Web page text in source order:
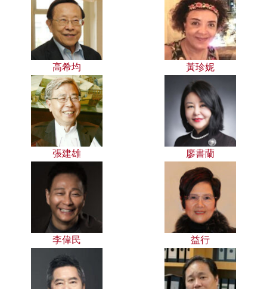
高希均 黃珍妮
張建雄 廖書蘭
李偉民 益行